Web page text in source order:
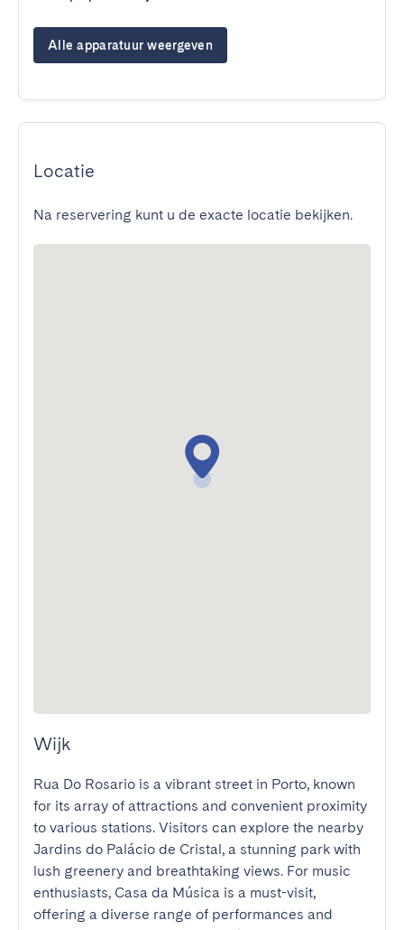
Alle apparatuur weergeven
Locatie
Na reservering kunt u de exacte locatie bekijken.
Wijk
Rua Do Rosario is a vibrant street in Porto, known
for its array of attractions and convenient proximity
to various stations. Visitors can explore the nearby
Jardins do Palácio de Cristal, a stunning park with
lush greenery and breathtaking views. For music
enthusiasts, Casa da Música is a must-visit,
offering a diverse range of performances and